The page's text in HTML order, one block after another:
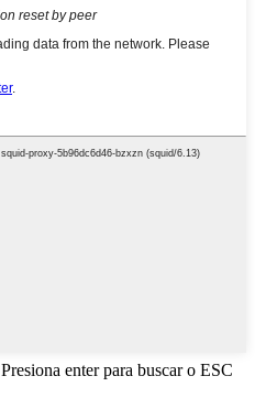
Presiona enter para buscar o ESC